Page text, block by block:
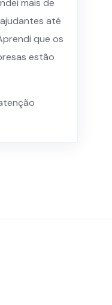
mais de
até
que os
estão